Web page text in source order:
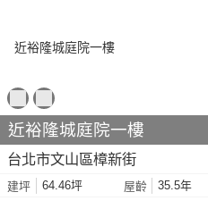
近裕隆城庭院一樓
台北市文山區樟新街
建坪 64.46坪 屋齡 35.5年